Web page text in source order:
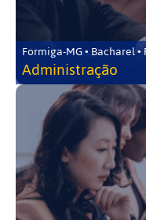
Formiga-MG • Bacharel
Administração